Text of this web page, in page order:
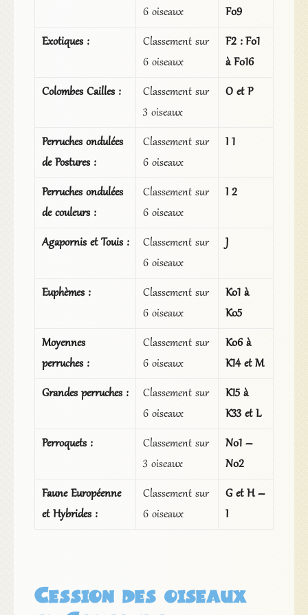
6 oiseaux
F09
Exotiques :
Classement sur
6 oiseaux
F2 : F01
à F016
Colombes Cailles :
Classement sur
3 oiseaux
O et P
Perruches ondulées
de Postures :
Classement sur
6 oiseaux
I 1
Perruches ondulées
de couleurs :
Classement sur
6 oiseaux
I 2
Agapornis et Touis :
Classement sur
6 oiseaux
J
Euphèmes :
Classement sur
6 oiseaux
K01 à
K05
Moyennes
perruches :
Classement sur
6 oiseaux
K06 à
K14 et M
Grandes perruches :
Classement sur
6 oiseaux
K15 à
K33 et L
Perroquets :
Classement sur
3 oiseaux
N01 –
N02
Faune Européenne
et Hybrides :
Classement sur
6 oiseaux
G et H –
I
Cession des oiseaux